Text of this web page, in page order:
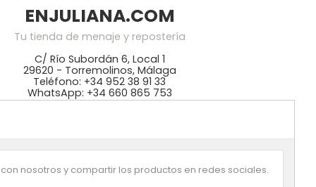
ENJULIANA.COM
Tu tienda de menaje y repostería
C/ Río Subordán 6, Local 1
29620 - Torremolinos, Málaga
Teléfono: +34 952 38 91 33
WhatsApp: +34 660 865 753
Lékué, Bra, Ibili, Lacor. Disponemos
ingredientes: colorantes Wilton, fondant
nosotros y compartir los productos en redes sociales.